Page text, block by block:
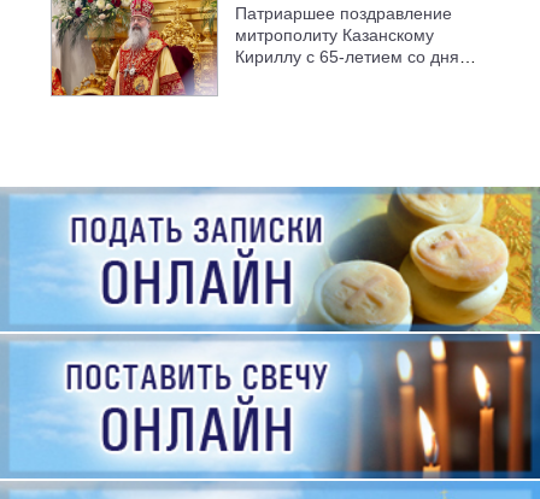
Патриаршее поздравление
митрополиту Казанскому
Кириллу с 65-летием со дня